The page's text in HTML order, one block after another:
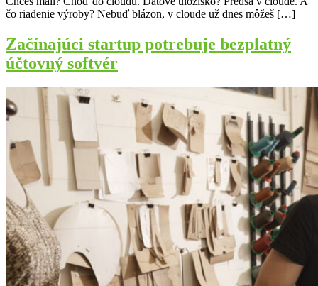
čo riadenie výroby? Nebuď blázon, v cloude už dnes môžeš […]
Začínajúci startup potrebuje bezplatný
účtovný softvér